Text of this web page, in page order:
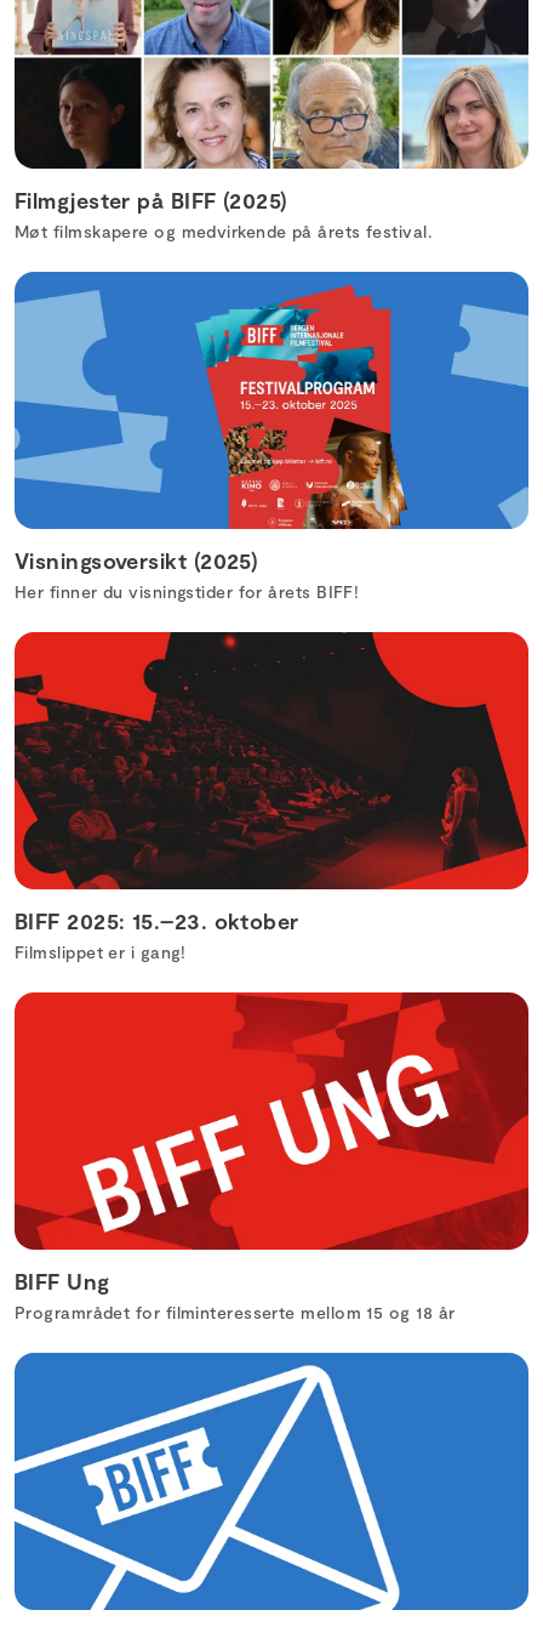
Filmgjester på BIFF (2025)
Møt filmskapere og medvirkende på årets festival.
Visningsoversikt (2025)
Her finner du visningstider for årets BIFF!
BIFF 2025: 15.–23. oktober
Filmslippet er i gang!
BIFF Ung
Programrådet for filminteresserte mellom 15 og 18 år